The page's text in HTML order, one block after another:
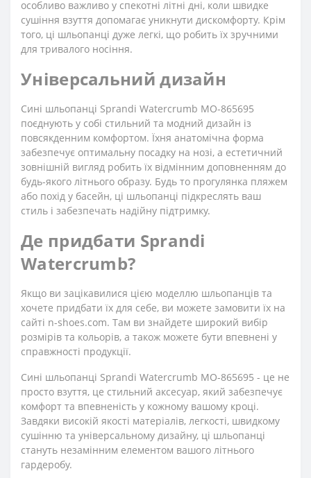
особливо важливо у спекотні літні дні, коли швидке
сушіння взуття допомагає уникнути дискомфорту. Крім
того, ці шльопанці дуже легкі, що робить їх зручними
для тривалого носіння.
Універсальний дизайн
Сині шльопанці Sprandi Watercrumb MO-865695
поєднують у собі стильний та модний дизайн із
повсякденним комфортом. Їхня анатомічна форма
забезпечує оптимальну посадку на нозі, а естетичний
зовнішній вигляд робить їх відмінним доповненням до
будь-якого літнього образу. Будь то прогулянка пляжем
або похід у басейн, ці шльопанці підкреслять ваш
стиль і забезпечать надійну підтримку.
Де придбати Sprandi
Watercrumb?
Якщо ви зацікавилися цією моделлю шльопанців та
хочете придбати їх для себе, ви можете замовити їх на
сайті n-shoes.com. Там ви знайдете широкий вибір
розмірів та кольорів, а також можете бути впевнені у
справжності продукції.
Сині шльопанці Sprandi Watercrumb MO-865695 - це не
просто взуття, це стильний аксесуар, який забезпечує
комфорт та впевненість у кожному вашому кроці.
Завдяки високій якості матеріалів, легкості, швидкому
сушінню та універсальному дизайну, ці шльопанці
стануть незамінним елементом вашого літнього
гардеробу.